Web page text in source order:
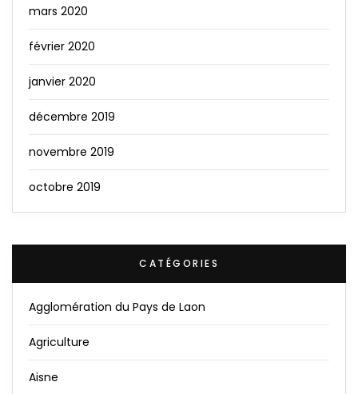
mars 2020
février 2020
janvier 2020
décembre 2019
novembre 2019
octobre 2019
CATÉGORIES
Agglomération du Pays de Laon
Agriculture
Aisne